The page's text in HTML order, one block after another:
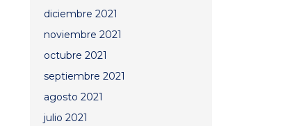
diciembre 2021
noviembre 2021
octubre 2021
septiembre 2021
agosto 2021
julio 2021